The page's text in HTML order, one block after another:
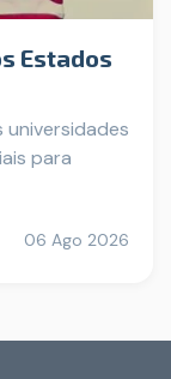
Estados
universidades
para
06 Ago 2026